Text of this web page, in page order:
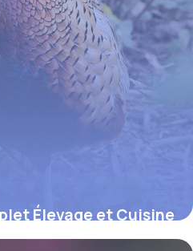
Élevage et Cuisine